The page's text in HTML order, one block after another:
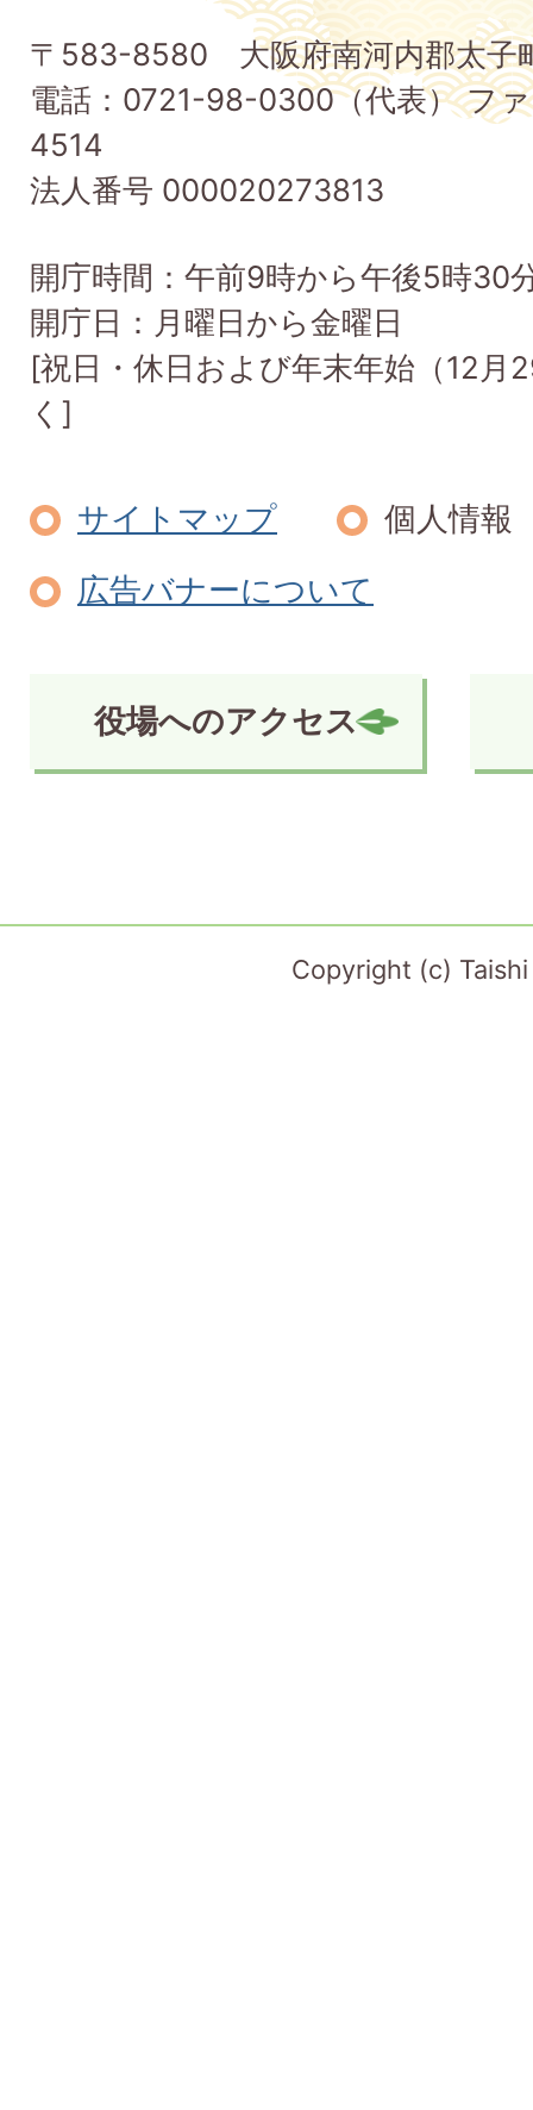
町
Taishi
Town
〒583-8580 大阪府南河内郡太子
電話：0721-98-0300（代表） フ
4514
法人番号 000020273813
開庁時間：午前9時から午後5時30
開庁日：月曜日から金曜日
[祝日・休日および年末年始（12月
く]
サイトマップ
個人情報
広告バナーについて
役場へのアクセス
Copyright (c)